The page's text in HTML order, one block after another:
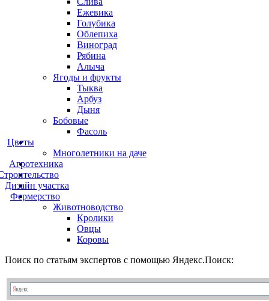
Ежевика
Голубика
Облепиха
Виноград
Рябина
Алыча
Ягоды и фрукты
Тыква
Арбуз
Дыня
Бобовые
Фасоль
Цветы
Многолетники на даче
Агротехника
Дизайн участка
Фермерство
Животноводство
Кролики
Овцы
Коровы
Поиск по статьям экспертов с помощью Яндекс.Поиск: